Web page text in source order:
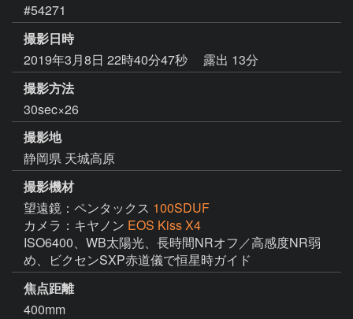
#54271
撮影日時
2019年3月8日 22時40分47秒
露出 13分
撮影方法
30sec×26
撮影地
静岡県 天城高原
撮影機材
望遠鏡：ペンタックス 100SDUF
カメラ：キヤノン EOS Kiss X4
ISO6400、WB太陽光、長時間NRオフ／高感度NR弱
め、ビクセンSXP赤道儀で恒星時ガイド
焦点距離
400mm